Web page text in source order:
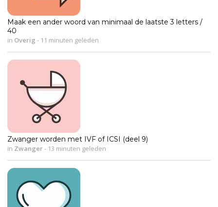
Maak een ander woord van minimaal de laatste 3 letters /
40
in Overig - 11 minuten geleden
Zwanger worden met IVF of ICSI (deel 9)
in Zwanger- 13 minuten geleden